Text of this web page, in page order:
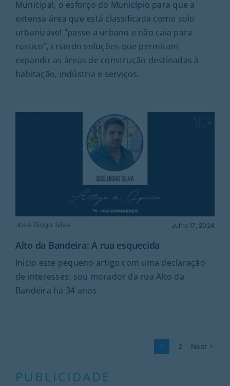
Municipal, o esforço do Município para que a
extensa área que está classificada como solo
urbanizável "passe a urbano e não caia para
rústico", criando soluções que permitam
expandir as áreas de construção destinadas à
habitação, indústria e serviços.
José Diogo Silva Julho 17, 2024
Alto da Bandeira: A rua esquecida
Inicio este pequeno artigo com uma declaração
de interesses: sou morador da rua Alto da
Bandeira há 34 anos.
1 2 Next
PUBLICIDADE